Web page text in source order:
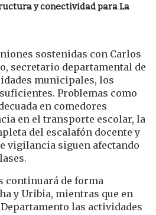
y conectividad para La
sostenidas con Carlos
secretario departamental de
municipales, los
Problemas como
en comedores
en el transporte escolar, la
del escalafón docente y
vigilancia siguen afectando
continuará de forma
y Uribia, mientras que en
las actividades